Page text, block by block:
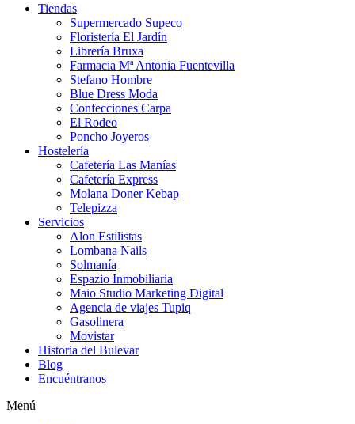
Tiendas
Supermercado Supeco
Floristería El Jardín
Librería Bruxa
Farmacia Mª Antonia Fuentevilla
Stefano Hombre
Blue Dress Moda
Confecciones Carpa
El Rodeo
Poncho Joyeros
Hostelería
Cafetería Las Manías
Cafetería Express
Molana Doner Kebap
Telepizza
Servicios
Alon Estilistas
Lombana Nails
Solmanía
Espazio Inmobiliaria
Maio Studio Marketing Digital
Agencia de viajes Tupiq
Gasolinera
Movistar
Historia del Bulevar
Blog
Encuéntranos
Menú